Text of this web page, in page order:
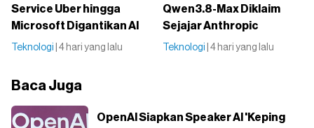
Service Uber hingga
Microsoft Digantikan AI
Teknologi | 4 hari yang lalu
Qwen3.8-Max Diklaim
Sejajar Anthropic
Teknologi | 4 hari yang lalu
Baca Juga
OpenAI Siapkan Speaker AI 'Keping